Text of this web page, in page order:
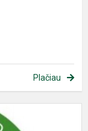
Plačiau